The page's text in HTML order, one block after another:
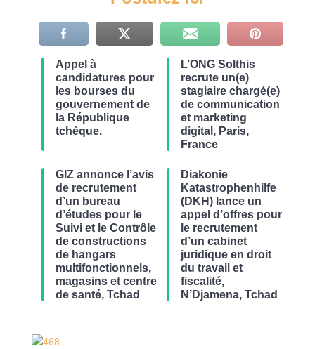
Appel à
candidatures pour
les bourses du
gouvernement de
la République
tchèque.
L’ONG Solthis
recrute un(e)
stagiaire chargé(e)
de communication
et marketing
digital, Paris,
France
GIZ annonce l’avis
de recrutement
d’un bureau
d’études pour le
Suivi et le Contrôle
de constructions
de hangars
multifonctionnels,
magasins et centre
de santé, Tchad
Diakonie
Katastrophenhilfe
(DKH) lance un
appel d’offres pour
le recrutement
d’un cabinet
juridique en droit
du travail et
fiscalité,
N’Djamena, Tchad